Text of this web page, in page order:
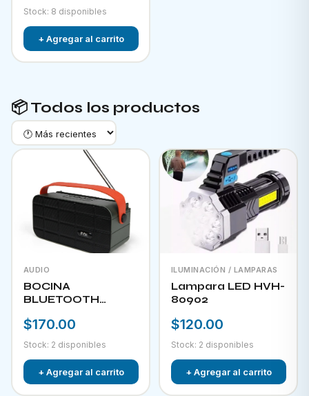
Stock: 8 disponibles
+ Agregar al carrito
📦 Todos los productos
AUDIO
BOCINA
BLUETOOTH
PANEL SOLAR FOL
$170.00
Stock: 2 disponibles
+ Agregar al carrito
ILUMINACIÓN / LAMPARAS
Lampara LED HVH-
80902
$120.00
Stock: 2 disponibles
+ Agregar al carrito